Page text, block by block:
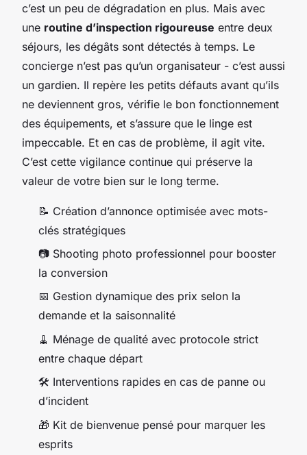
c’est un peu de dégradation en plus. Mais avec
une routine d’inspection rigoureuse entre deux
séjours, les dégâts sont détectés à temps. Le
concierge n’est pas qu’un organisateur - c’est aussi
un gardien. Il repère les petits défauts avant qu’ils
ne deviennent gros, vérifie le bon fonctionnement
des équipements, et s’assure que le linge est
impeccable. Et en cas de problème, il agit vite.
C’est cette vigilance continue qui préserve la
valeur de votre bien sur le long terme.
📝 Création d’annonce optimisée avec mots-
clés stratégiques
📷 Shooting photo professionnel pour booster
la conversion
📅 Gestion dynamique des prix selon la
demande et la saisonnalité
🧹 Ménage de qualité avec protocole strict
entre chaque départ
🛠️ Interventions rapides en cas de panne ou
d’incident
🎁 Kit de bienvenue pensé pour marquer les
esprits